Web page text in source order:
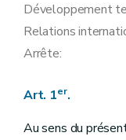
Développement
Relations
Arrête:
Art. 1er.
Au sens du